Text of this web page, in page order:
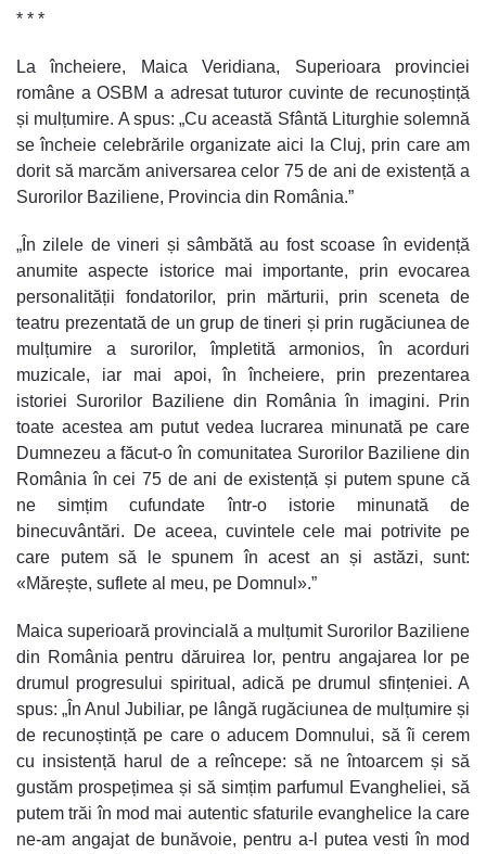
* * *
La încheiere, Maica Veridiana, Superioara provinciei
române a OSBM a adresat tuturor cuvinte de recunoștință
și mulțumire. A spus: „Cu această Sfântă Liturghie solemnă
se încheie celebrările organizate aici la Cluj, prin care am
dorit să marcăm aniversarea celor 75 de ani de existență a
Surorilor Baziliene, Provincia din România.”
„În zilele de vineri și sâmbătă au fost scoase în evidență
anumite aspecte istorice mai importante, prin evocarea
personalității fondatorilor, prin mărturii, prin sceneta de
teatru prezentată de un grup de tineri și prin rugăciunea de
mulțumire a surorilor, împletită armonios, în acorduri
muzicale, iar mai apoi, în încheiere, prin prezentarea
istoriei Surorilor Baziliene din România în imagini. Prin
toate acestea am putut vedea lucrarea minunată pe care
Dumnezeu a făcut-o în comunitatea Surorilor Baziliene din
România în cei 75 de ani de existență și putem spune că
ne simțim cufundate într-o istorie minunată de
binecuvântări. De aceea, cuvintele cele mai potrivite pe
care putem să le spunem în acest an și astăzi, sunt:
«Mărește, suflete al meu, pe Domnul».”
Maica superioară provincială a mulțumit Surorilor Baziliene
din România pentru dăruirea lor, pentru angajarea lor pe
drumul progresului spiritual, adică pe drumul sfințeniei. A
spus: „În Anul Jubiliar, pe lângă rugăciunea de mulțumire și
de recunoștință pe care o aducem Domnului, să îi cerem
cu insistență harul de a reîncepe: să ne întoarcem și să
gustăm prospețimea și să simțim parfumul Evangheliei, să
putem trăi în mod mai autentic sfaturile evanghelice la care
ne-am angajat de bunăvoie, pentru a-l putea vesti în mod